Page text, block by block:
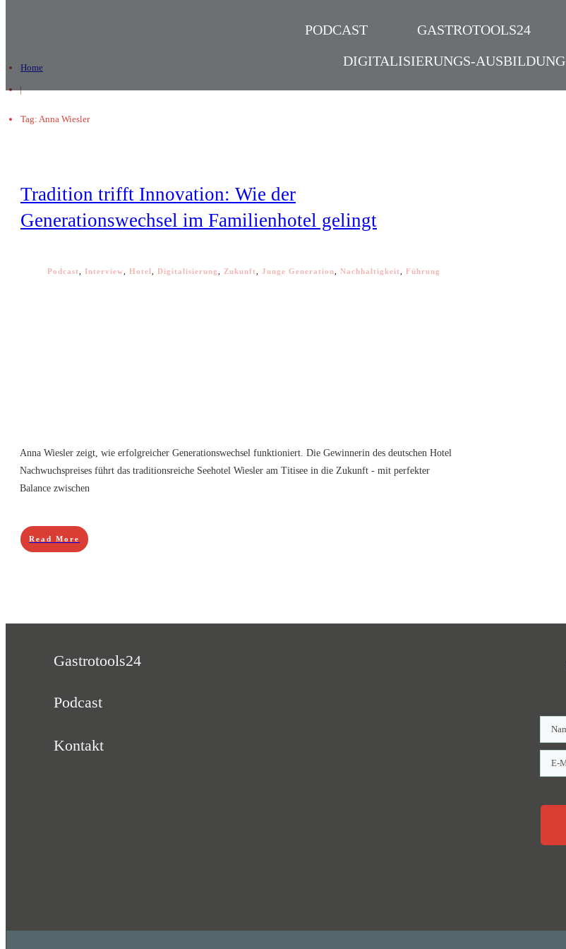
PODCAST GASTROTOOLS24
DIGITALISIERUNGS-AUSBILDUNG
Home
|
Tag: Anna Wiesler
Tradition trifft Innovation: Wie der
Generationswechsel im Familienhotel gelingt
Podcast Interview Hotel Digitalisierung Zukunft Junge Generation Nachhaltigkeit Führung
Anna Wiesler zeigt, wie erfolgreicher Generationswechsel funktioniert. Die Gewinnerin des deutschen Hotel
Nachwuchspreises führt das traditionsreiche Seehotel Wiesler am Titisee in die Zukunft - mit perfekter
Balance zwischen
Read More
Gastrotools24
Podcast
Kontakt